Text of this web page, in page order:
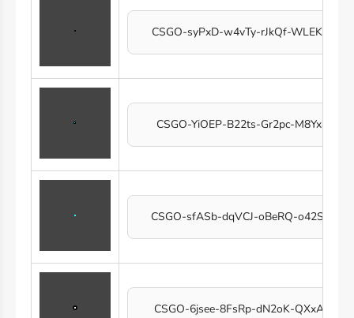
CSGO-syPxD-w4vTy-rJkQf-WLEKB-
CSGO-YiOEP-B22ts-Gr2pc-M8Yxa-
CSGO-sfASb-dqVCJ-oBeRQ-o42SC-
CSGO-6jsee-8FsRp-dN2oK-QXxA3-